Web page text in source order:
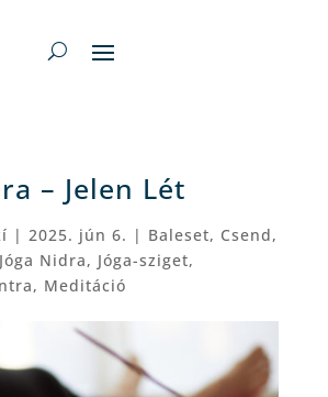
– Jelen Lét
| 2025. jún 6. | Baleset, Csend,
Jóga Nidra, Jóga-sziget,
, Meditáció